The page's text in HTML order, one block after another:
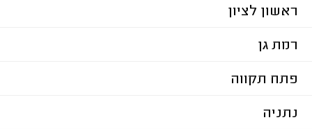
ראשון לציון
רמת גן
פתח תקווה
נתניה